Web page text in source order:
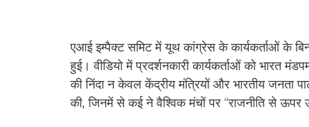
एआई इम्पैक्ट समिट में यूथ कांग्रेस के कार्यकर्ताओं के
हुई। वीडियो में प्रदर्शनकारी कार्यकर्ताओं को भारत
की निंदा न केवल केंद्रीय मंत्रियों और भारतीय जनता
की, जिनमें से कई ने वैश्विक मंचों पर “राजनीति से